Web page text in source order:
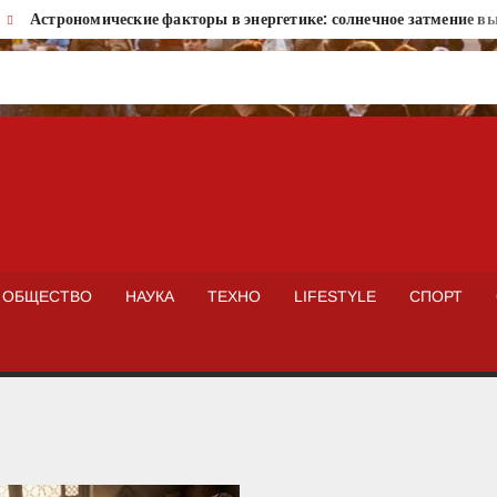
Астрономические факторы в энергетике: солнечное затмение
ОБЩЕСТВО НАУКА ТЕХНО LIFESTYLE СПОРТ